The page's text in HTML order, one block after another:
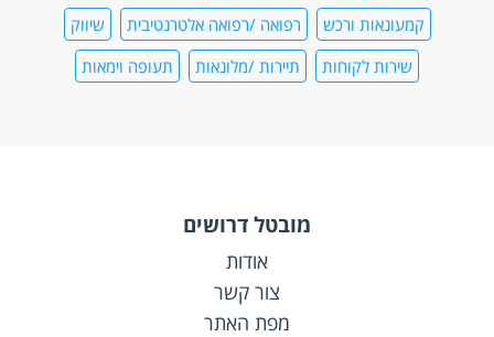
קמעונאות ורכש
רפואה /רפואה אלטרנטיבית
שיווק
שירות לקוחות
תיירות /מלונאות תעופה וימאות
מובטל דרושים
אודות
צור קשר
מפת האתר